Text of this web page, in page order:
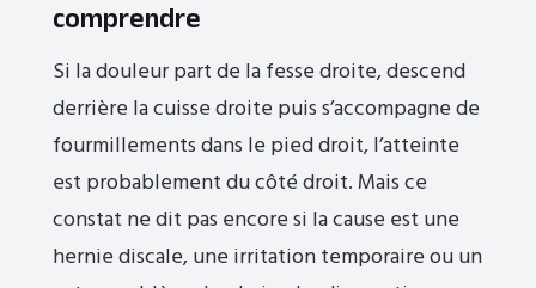
comprendre
Si la douleur part de la fesse droite, descend
derrière la cuisse droite puis s’accompagne de
fourmillements dans le pied droit, l’atteinte
est probablement du côté droit. Mais ce
constat ne dit pas encore si la cause est une
hernie discale, une irritation temporaire ou un